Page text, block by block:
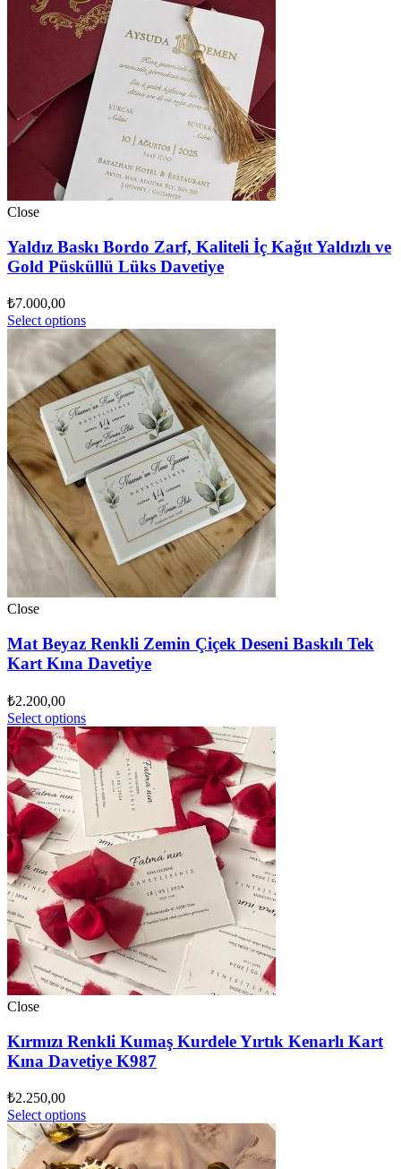
Close
Yaldız Baskı Bordo Zarf, Kaliteli İç Kağıt Yaldızlı ve
Gold Püsküllü Lüks Davetiye
₺7.000,00
Select options
Close
Mat Beyaz Renkli Zemin Çiçek Deseni Baskılı Tek
Kart Kına Davetiye
₺2.200,00
Select options
Close
Kırmızı Renkli Kumaş Kurdele Yırtık Kenarlı Kart
Kına Davetiye K987
₺2.250,00
Select options